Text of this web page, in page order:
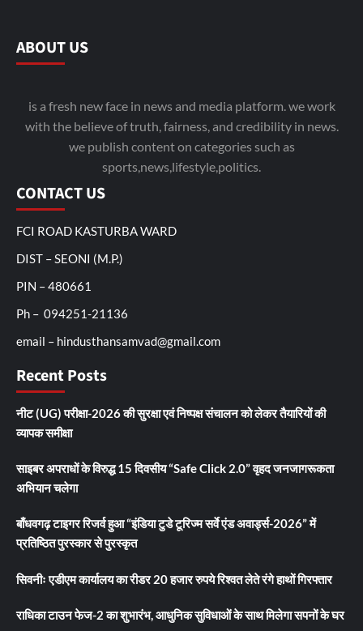
ABOUT US
is a fresh new face in news and media platform. we work
with the believe of truth, fairness, and credibility in news.
we publish content on categories such as
sports,news,lifestyle,politics.
CONTACT US
FCI ROAD KASTURBA WARD
DIST – SEONI (M.P.)
PIN – 480661
Ph – 094251-21136
email – hindusthansamvad@gmail.com
Recent Posts
नीट (UG) परीक्षा-2026 की सुरक्षा एवं निष्पक्ष संचालन को लेकर तैयारियों की
व्यापक समीक्षा
साइबर अपराधों के विरुद्ध 15 दिवसीय “Safe Click 2.0” वृहद जनजागरूकता
अभियान चलेगा
बाँधवगढ़ टाइगर रिजर्व हुआ “इंडिया टुडे टूरिज्म सर्वे एंड अवार्ड्स-2026” में
प्रतिष्ठित पुरस्कार से पुरस्कृत
सिवनीः एडीएम कार्यालय का रीडर 20 हजार रुपये रिश्वत लेते रंगे हाथों गिरफ्तार
राधिका टाउन फेज-2 का शुभारंभ, आधुनिक सुविधाओं के साथ मिलेगा सपनों के घर